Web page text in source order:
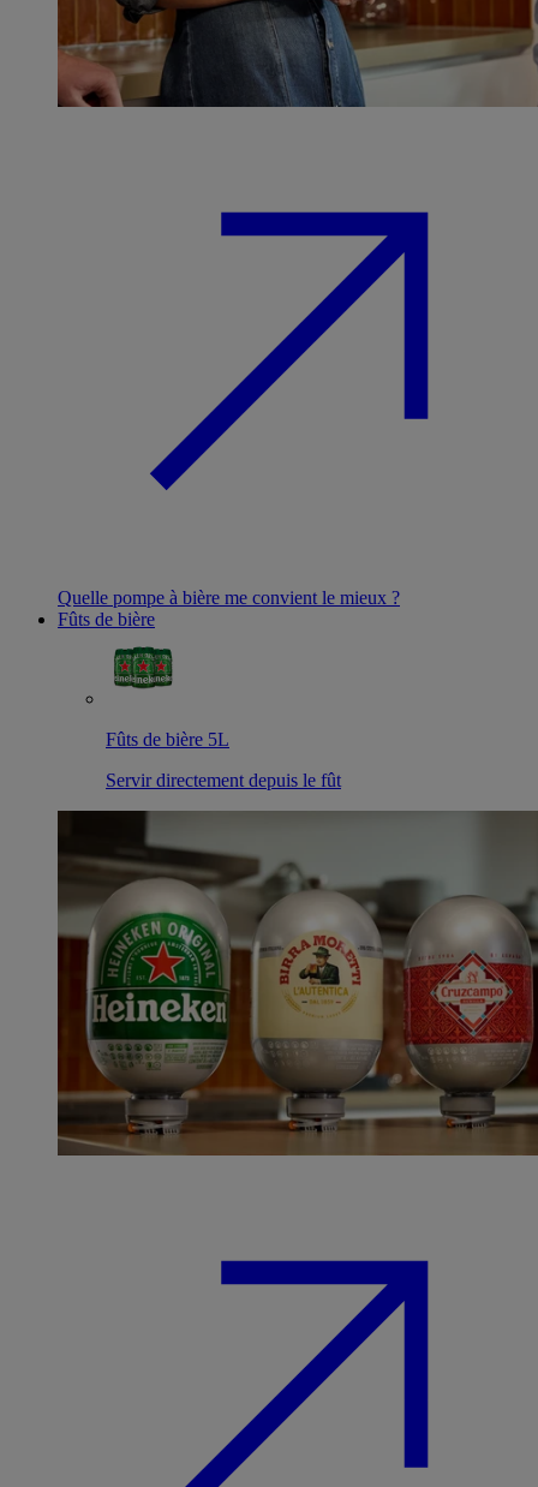
Quelle pompe à bière me convient le mieux ?
Fûts de bière
Fûts de bière 5L
Servir directement depuis le fût